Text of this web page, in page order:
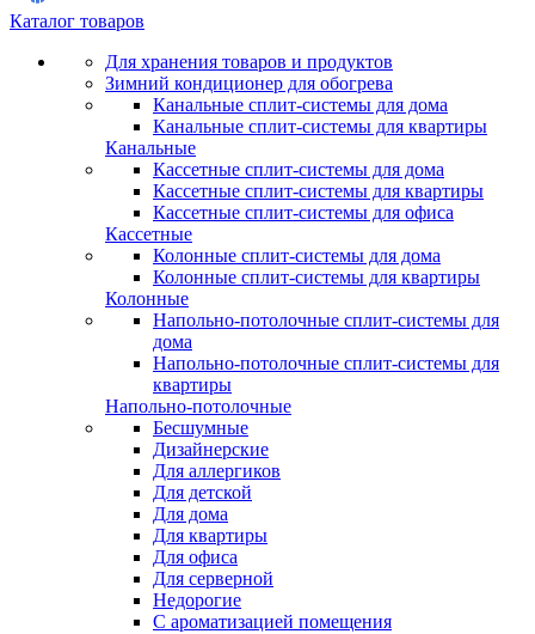
Каталог товаров
Для хранения товаров и продуктов
Зимний кондиционер для обогрева
Канальные сплит-системы для дома
Канальные сплит-системы для квартиры
Канальные
Кассетные сплит-системы для дома
Кассетные сплит-системы для квартиры
Кассетные сплит-системы для офиса
Кассетные
Колонные сплит-системы для дома
Колонные сплит-системы для квартиры
Колонные
Напольно-потолочные сплит-системы для
дома
Напольно-потолочные сплит-системы для
квартиры
Напольно-потолочные
Бесшумные
Дизайнерские
Для аллергиков
Для детской
Для дома
Для квартиры
Для офиса
Для серверной
Недорогие
С ароматизацией помещения